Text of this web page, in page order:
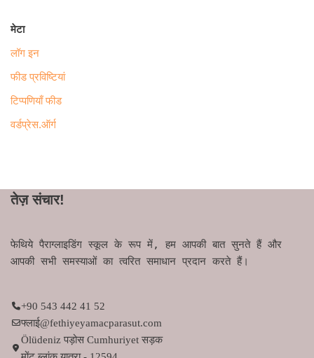
मेटा
लॉग इन
फीड प्रविष्टियां
टिप्पणियाँ फीड
वर्डप्रेस.ऑर्ग
तेज़ संचार!
फेथिये पैराग्लाइडिंग स्कूल के रूप में, हम आपकी बात सुनते हैं और
आपकी सभी समस्याओं का त्वरित समाधान प्रदान करते हैं।
+90 543 442 41 52
फ्लाई@fethiyeyamacparasut.com
Ölüdeniz पड़ोस Cumhuriyet सड़क